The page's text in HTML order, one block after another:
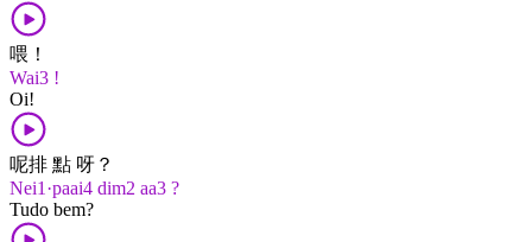
喂！
Wai3 !
Oi!
呢排 點 呀？
Nei1·paai4 dim2 aa3 ?
Tudo bem?